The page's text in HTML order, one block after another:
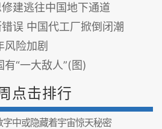
建逃往中国地下通道
误 中国代工厂掀倒闭潮
风险加剧
“一大敌人”(图)
点击排行
字中或隐藏着宇宙惊天秘密